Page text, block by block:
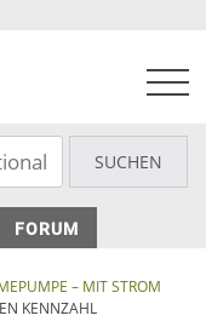
FORUM
– MIT STROM
KENNZAHL